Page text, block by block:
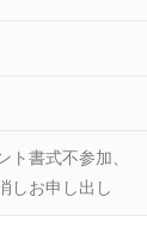
ト書式不参加、
しお申し出し